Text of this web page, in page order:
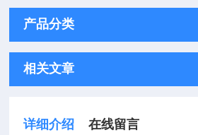
产品分类
相关文章
详细介绍 在线留言